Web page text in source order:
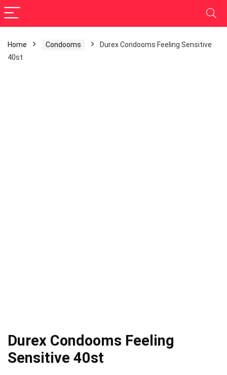
Home Condooms
Durex Condooms Feeling Sensitive
40st
Durex Condooms Feeling
Sensitive 40st